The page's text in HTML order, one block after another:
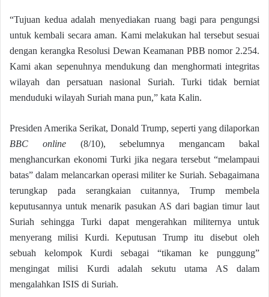
“Tujuan kedua adalah menyediakan ruang bagi para pengungsi
untuk kembali secara aman. Kami melakukan hal tersebut sesuai
dengan kerangka Resolusi Dewan Keamanan PBB nomor 2.254.
Kami akan sepenuhnya mendukung dan menghormati integritas
wilayah dan persatuan nasional Suriah. Turki tidak berniat
menduduki wilayah Suriah mana pun,” kata Kalin.
Presiden Amerika Serikat, Donald Trump, seperti yang dilaporkan
BBC online(8/10), sebelumnya mengancam bakal
menghancurkan ekonomi Turki jika negara tersebut “melampaui
batas” dalam melancarkan operasi militer ke Suriah. Sebagaimana
terungkap pada serangkaian cuitannya, Trump membela
keputusannya untuk menarik pasukan AS dari bagian timur laut
Suriah sehingga Turki dapat mengerahkan militernya untuk
menyerang milisi Kurdi. Keputusan Trump itu disebut oleh
sebuah kelompok Kurdi sebagai “tikaman ke punggung”
mengingat milisi Kurdi adalah sekutu utama AS dalam
mengalahkan ISIS di Suriah.